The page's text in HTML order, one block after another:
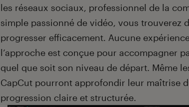
les réseaux sociaux, professionnel de la
simple passionné de vidéo, vous trouverez
progresser efficacement. Aucune
l’approche est conçue pour accompagner
quel que soit son niveau de départ. Même
CapCut pourront approfondir leur maîtrise
progression claire et structurée.